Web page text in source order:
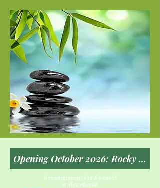
ค่าขนส่งแบบเหมาจ่าย 5 ดอลลาร์
ทั่วทั้งนิวซีแลนด์